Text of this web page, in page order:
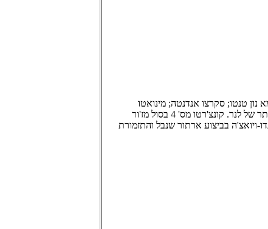
4 בדו מינור. אליגרו מא נון טנטו; סקרצו אנדנטה; מינואטו
(אליגריטו); אליגרו פרסטיסימו. בביצוע הרביעיה לכלי מיתר של לנר. קונצ'רטו מס' 4 בסול מז'ור
ויואצ'ה בביצוע ארתור שנבל והתזמורת